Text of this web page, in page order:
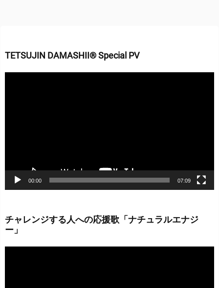
TETSUJIN DAMASHII® Special PV
00:00 07:09
チャレンジする人への応援歌「ナチュラルエナジ
ー」